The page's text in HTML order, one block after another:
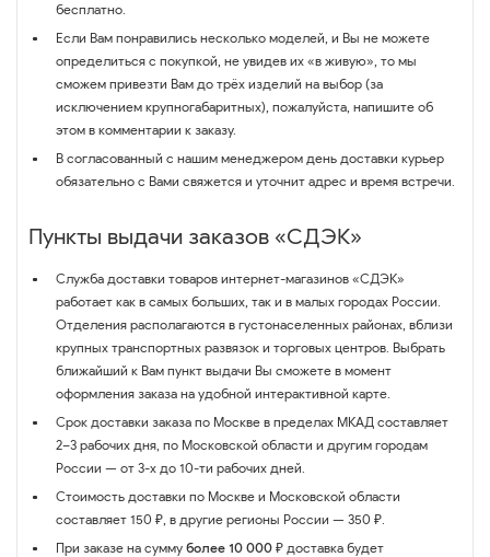
бесплатно.
Если Вам понравились несколько моделей, и Вы не можете
определиться с покупкой, не увидев их «в живую», то мы
сможем привезти Вам до трёх изделий на выбор (за
исключением крупногабаритных), пожалуйста, напишите об
этом в комментарии к заказу.
В согласованный с нашим менеджером день доставки курьер
обязательно с Вами свяжется и уточнит адрес и время встречи.
Пункты выдачи заказов «СДЭК»
Служба доставки товаров интернет-магазинов «СДЭК»
работает как в самых больших, так и в малых городах России.
Отделения располагаются в густонаселенных районах, вблизи
крупных транспортных развязок и торговых центров. Выбрать
ближайший к Вам пункт выдачи Вы сможете в момент
оформления заказа на удобной интерактивной карте.
Срок доставки заказа по Москве в пределах МКАД составляет
2–3 рабочих дня, по Московской области и другим городам
России — от 3-х до 10-ти рабочих дней.
Стоимость доставки по Москве и Московской области
составляет 150 ₽, в другие регионы России — 350 ₽.
При заказе на сумму более 10 000 ₽ доставка будет